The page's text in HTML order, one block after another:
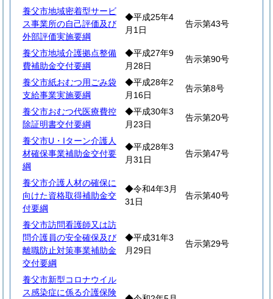
養父市地域密着型サービ
ス事業所の自己評価及び
外部評価実施要綱
◆平成25年4
月1日
告示第43号
養父市地域介護拠点整備
費補助金交付要綱
◆平成27年9
月28日
告示第90号
養父市紙おむつ用ごみ袋
支給事業実施要綱
◆平成28年2
月16日
告示第8号
養父市おむつ代医療費控
除証明書交付要綱
◆平成30年3
月23日
告示第20号
養父市U・Iターン介護人
材確保事業補助金交付要
綱
◆平成28年3
月31日
告示第47号
養父市介護人材の確保に
向けた資格取得補助金交
付要綱
◆令和4年3月
31日
告示第40号
養父市訪問看護師又は訪
問介護員の安全確保及び
離職防止対策事業補助金
交付要綱
◆平成31年3
月29日
告示第29号
養父市新型コロナウイル
ス感染症に係る介護保険